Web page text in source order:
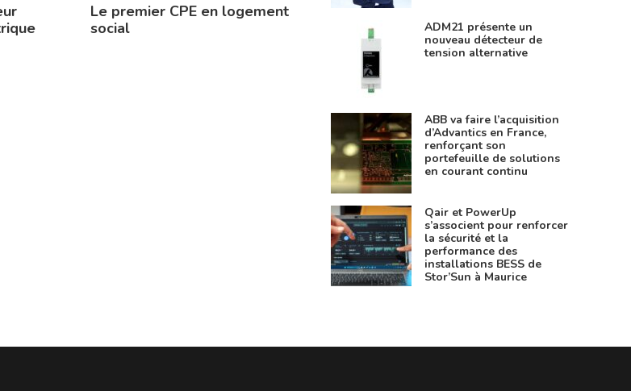
Le premier CPE en logement
social
ADM21 présente un
nouveau détecteur de
tension alternative
ABB va faire l’acquisition
d’Advantics en France,
renforçant son
portefeuille de solutions
en courant continu
Qair et PowerUp
s’associent pour renforcer
la sécurité et la
performance des
installations BESS de
Stor’Sun à Maurice